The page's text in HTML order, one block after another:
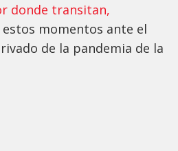
donde transitan,
momentos ante el
de la pandemia de la